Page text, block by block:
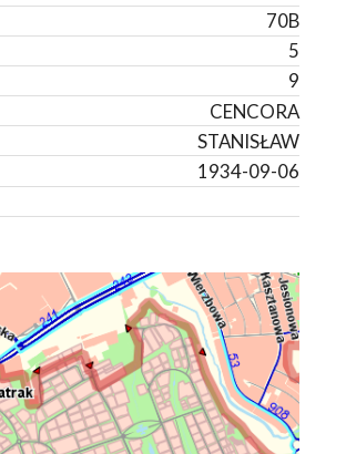
70B
5
9
CENCORA
STANISŁAW
1934-09-06